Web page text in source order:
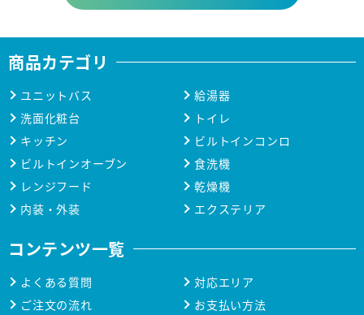
商品カテゴリ
ユニットバス
給湯器
洗面化粧台
トイレ
キッチン
ビルトインコンロ
ビルトインオーブン
食洗機
レンジフード
乾燥機
内装・外装
エクステリア
コンテンツ一覧
よくある質問
対応エリア
ご注文の流れ
お支払い方法